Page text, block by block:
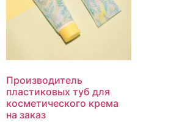
Производитель
пластиковых туб для
косметического крема
на заказ